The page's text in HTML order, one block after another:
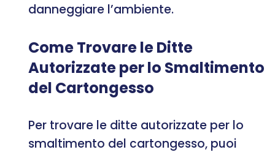
danneggiare l’ambiente.
Come Trovare le Ditte
Autorizzate per lo Smaltimento
del Cartongesso
Per trovare le ditte autorizzate per lo
smaltimento del cartongesso, puoi